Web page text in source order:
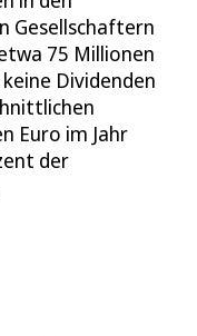
Gesellschaftern
75 Millionen
Dividenden
Euro im Jahr
der